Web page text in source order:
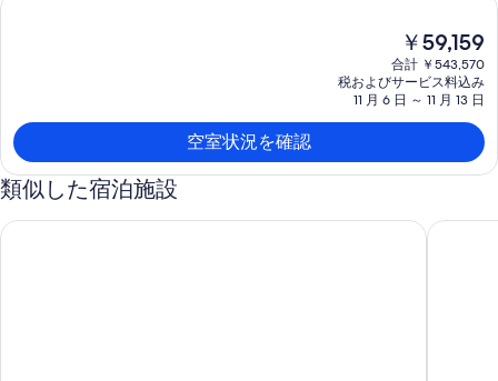
現
在
の
料
金
￥59,159
で
￥59,159
合計 ￥543,570
税およびサービス料込み
11 月 6 日 ～ 11 月 13 日
空室状況を確認
類似した宿泊施設
Tur an Tsaile - Galway Lakeside Apartments Luxury